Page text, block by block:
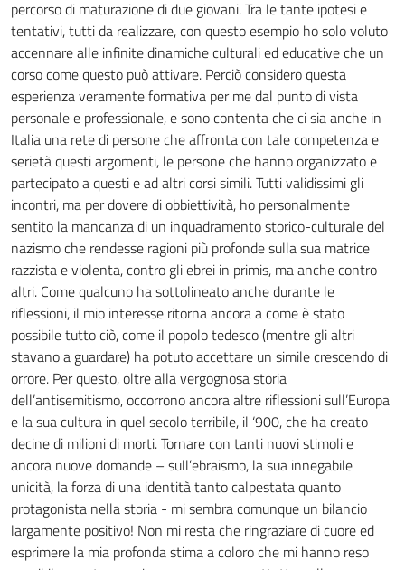
percorso di maturazione di due giovani. Tra le tante ipotesi e
tentativi, tutti da realizzare, con questo esempio ho solo voluto
accennare alle infinite dinamiche culturali ed educative che un
corso come questo può attivare. Perciò considero questa
esperienza veramente formativa per me dal punto di vista
personale e professionale, e sono contenta che ci sia anche in
Italia una rete di persone che affronta con tale competenza e
serietà questi argomenti, le persone che hanno organizzato e
partecipato a questi e ad altri corsi simili. Tutti validissimi gli
incontri, ma per dovere di obbiettività, ho personalmente
sentito la mancanza di un inquadramento storico-culturale del
nazismo che rendesse ragioni più profonde sulla sua matrice
razzista e violenta, contro gli ebrei in primis, ma anche contro
altri. Come qualcuno ha sottolineato anche durante le
riflessioni, il mio interesse ritorna ancora a come è stato
possibile tutto ciò, come il popolo tedesco (mentre gli altri
stavano a guardare) ha potuto accettare un simile crescendo di
orrore. Per questo, oltre alla vergognosa storia
dell’antisemitismo, occorrono ancora altre riflessioni sull’Europa
e la sua cultura in quel secolo terribile, il ‘900, che ha creato
decine di milioni di morti. Tornare con tanti nuovi stimoli e
ancora nuove domande – sull’ebraismo, la sua innegabile
unicità, la forza di una identità tanto calpestata quanto
protagonista nella storia - mi sembra comunque un bilancio
largamente positivo! Non mi resta che ringraziare di cuore ed
esprimere la mia profonda stima a coloro che mi hanno reso